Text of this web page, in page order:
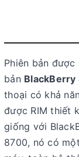
Phiên bản
bản
thoại có khả
được RIM thiết
giống với
8700, nó có